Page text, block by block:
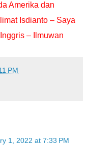
Amerika dan
Isdianto – Saya
– Ilmuwan
PM
1, 2022 at 7:33 PM